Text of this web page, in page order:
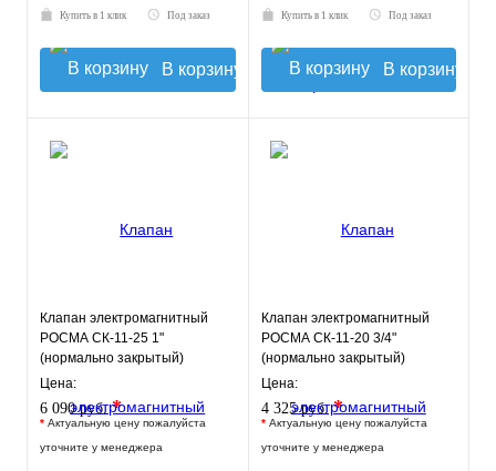
Купить в 1 клик Под заказ
В корзину
Купить в 1 клик Под заказ
В корзину
Клапан электромагнитный
РОСМА СК-11-25 1"
(нормально закрытый)
Цена:
6 090 руб.*
* Актуальную цену пожалуйста
уточните у менеджера
Клапан электромагнитный
РОСМА СК-11-20 3/4"
(нормально закрытый)
Цена:
4 325 руб.*
* Актуальную цену пожалуйста
уточните у менеджера